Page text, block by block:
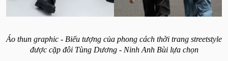
Áo thun graphic - Biểu tượng của phong cách thời trang streetstyle
được cặp đôi Tùng Dương - Ninh Anh Bùi lựa chọn